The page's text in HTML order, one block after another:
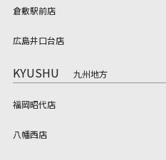
倉敷駅前店
広島井口台店
KYUSHU 九州地方
福岡昭代店
八幡西店